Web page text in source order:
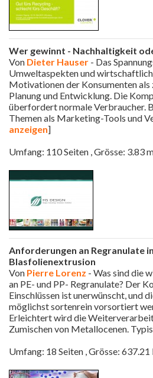
Wer gewinnt - Nachhaltigkeit
Von Dieter Hauser - Das
Umweltaspekten und
Motivationen der Konsumenten
Planung und Entwicklung. Die
überfordert normale Verbraucher.
Themen als Marketing-Tools und
anzeigen]
Umfang: 110 Seiten , Grösse: 3.83
Anforderungen an Regranulate
Blasfolienextrusion
Von Pierre Lorenz - Was sind die
an PE- und PP- Regranulate? Der
Einschlüssen ist unerwünscht, und
möglichst sortenrein vorsortiert
Erleichtert wird die
Zumischen von Metallocenen.
Umfang: 18 Seiten , Grösse: 637.21